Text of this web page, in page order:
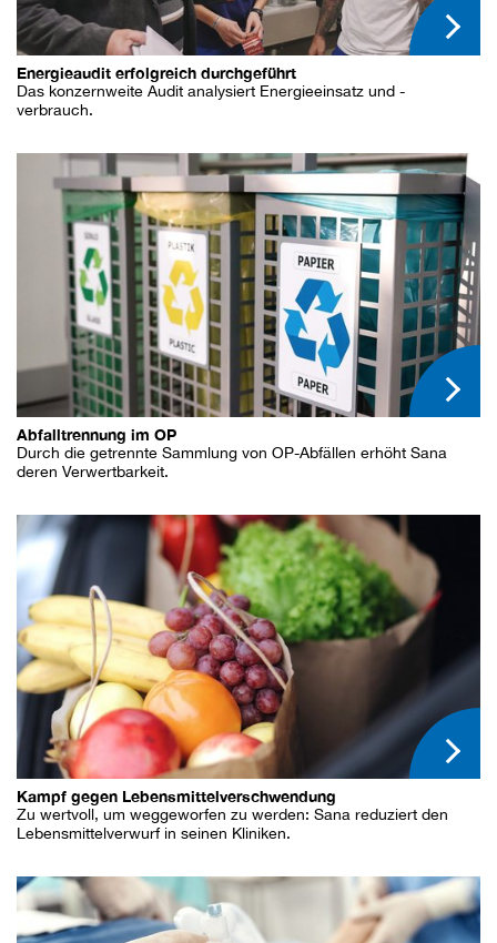
Energieaudit erfolgreich durchgeführt
Das konzernweite Audit analysiert Energieeinsatz und -
verbrauch.
Abfalltrennung im OP
Durch die getrennte Sammlung von OP-Abfällen erhöht Sana
deren Verwertbarkeit.
Kampf gegen Lebensmittelverschwendung
Zu wertvoll, um weggeworfen zu werden: Sana reduziert den
Lebensmittelverwurf in seinen Kliniken.